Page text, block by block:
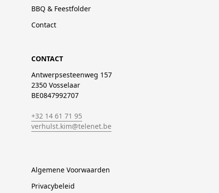
BBQ & Feestfolder
Contact
CONTACT
Antwerpsesteenweg 157
2350 Vosselaar
BE0847992707
+32 14 61 71 95
verhulst.kim@telenet.be
Algemene Voorwaarden
Privacybeleid